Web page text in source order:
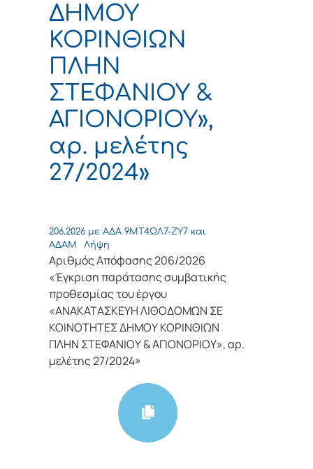
ΔΗΜΟΥ
ΚΟΡΙΝΘΙΩΝ
ΠΛΗΝ
ΣΤΕΦΑΝΙΟΥ &
ΑΓΙΟΝΟΡΙΟΥ»,
αρ. μελέτης
27/2024»
206.2026 με ΑΔΑ 9ΜΤ4ΩΛ7-ΖΥ7 και
ΑΔΑΜ
Λήψη
Αριθμός Απόφασης 206/2026
«Έγκριση παράτασης συμβατικής
προθεσμίας του έργου
«ΑΝΑΚΑΤΑΣΚΕΥΗ ΛΙΘΟΔΟΜΩΝ ΣΕ
ΚΟΙΝΟΤΗΤΕΣ ΔΗΜΟΥ ΚΟΡΙΝΘΙΩΝ
ΠΛΗΝ ΣΤΕΦΑΝΙΟΥ & ΑΓΙΟΝΟΡΙΟΥ», αρ.
μελέτης 27/2024»